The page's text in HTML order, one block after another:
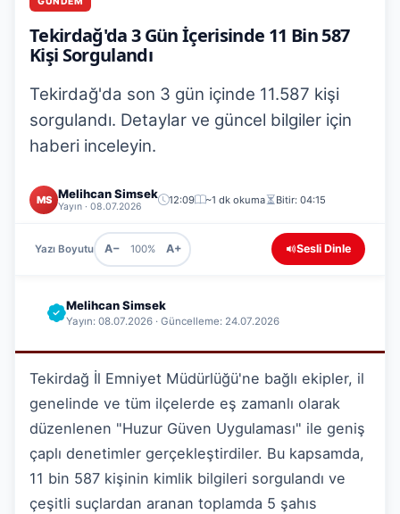
Tekirdağ'da 3 Gün İçerisinde 11 Bin 587
Kişi Sorgulandı
Tekirdağ'da son 3 gün içinde 11.587 kişi
sorgulandı. Detaylar ve güncel bilgiler için
haberi inceleyin.
MS Melihcan Simsek
Yayın · 08.07.2026
12:09 ~1 dk okuma Bitir: 04:15
Yazı Boyutu A− 100% A+ Sesli Dinle
Melihcan Simsek
Yayın: 08.07.2026 · Güncelleme: 24.07.2026
Tekirdağ İl Emniyet Müdürlüğü'ne bağlı ekipler, il
genelinde ve tüm ilçelerde eş zamanlı olarak
düzenlenen "Huzur Güven Uygulaması" ile geniş
çaplı denetimler gerçekleştirdiler. Bu kapsamda,
11 bin 587 kişinin kimlik bilgileri sorgulandı ve
çeşitli suçlardan aranan toplamda 5 şahıs